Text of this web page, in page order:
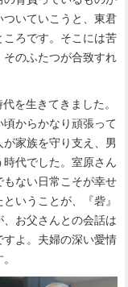
いていこうと、東君
ころです。そこには苦
そのふたつが合致すれ
を生きてきました。
からかなり頑張って
家族を守り支え、男
代でした。室原さん
ない日常こそが幸せ
いうことが、『砦』
お父さんとの会話は
よ。夫婦の深い愛情